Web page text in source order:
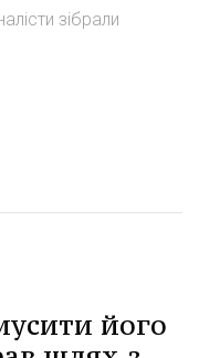
зібрали
його